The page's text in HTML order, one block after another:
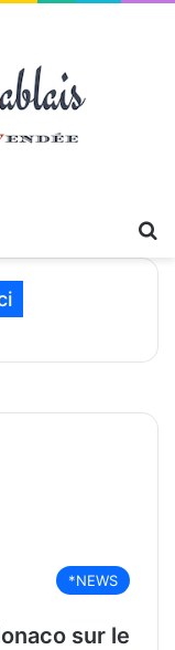
*NEWS
sur le